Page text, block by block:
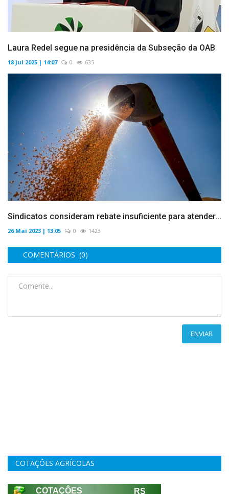
Laura Redel segue na presidência da Subseção da OAB
18 Jul 2025 | 14:07 0 635
Sindicatos consideram rebate insuficiente para atender...
26 Mai 2023 | 13:05 0 1423
COMENTÁRIOS (0)
ENVIAR
COTAÇÕES AGRÍCOLAS